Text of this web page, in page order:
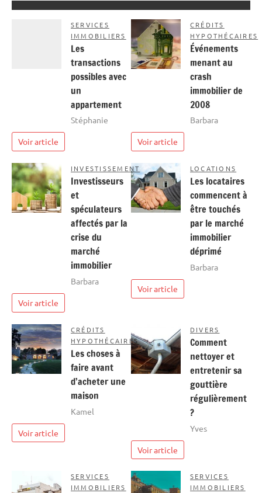
SERVICES
IMMOBILIERS
Les
transactions
possibles avec
un
appartement
Stéphanie
Voir article
CRÉDITS
HYPOTHÉCAIRES
Événements
menant au
crash
immobilier de
2008
Barbara
Voir article
INVESTISSEMENT
Investisseurs
et
spéculateurs
affectés par la
crise du
marché
immobilier
Barbara
Voir article
LOCATIONS
Les locataires
commencent à
être touchés
par le marché
immobilier
déprimé
Barbara
Voir article
CRÉDITS
HYPOTHÉCAIRES
Les choses à
faire avant
d’acheter une
maison
Kamel
Voir article
DIVERS
Comment
nettoyer et
entretenir sa
gouttière
régulièrement
?
Yves
Voir article
SERVICES
IMMOBILIERS
SERVICES
IMMOBILIERS